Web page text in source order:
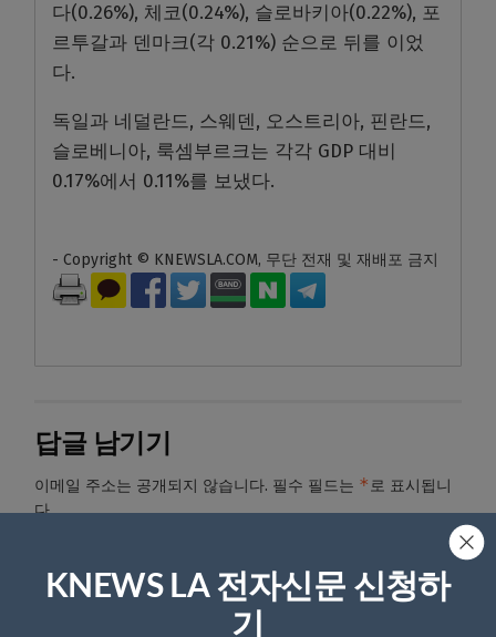
다(0.26%), 체코(0.24%), 슬로바키아(0.22%), 포
르투갈과 덴마크(각 0.21%) 순으로 뒤를 이었
다.
독일과 네덜란드, 스웨덴, 오스트리아, 핀란드,
슬로베니아, 룩셈부르크는 각각 GDP 대비
0.17%에서 0.11%를 보냈다.
- Copyright © KNEWSLA.COM, 무단 전재 및 재배포 금지
답글 남기기
이메일 주소는 공개되지 않습니다. 필수 필드는 *로 표시됩니
다
KNEWS LA 전자신문 신청하
기